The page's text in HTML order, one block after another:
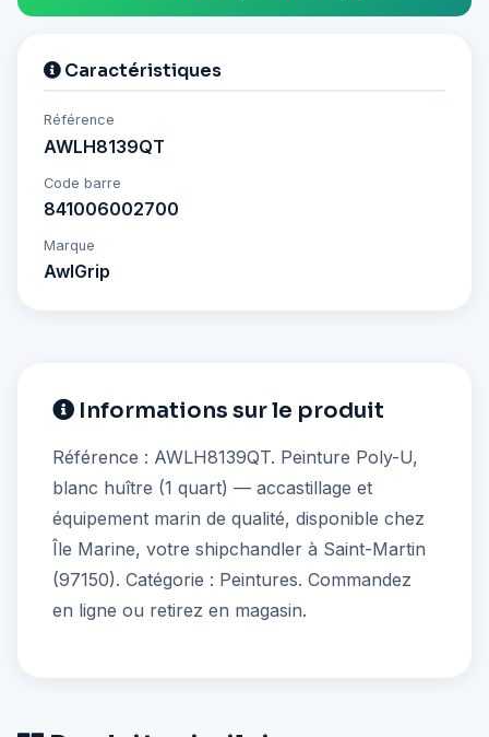
Caractéristiques
Référence
AWLH8139QT
Code barre
841006002700
Marque
AwlGrip
Informations sur le produit
Référence : AWLH8139QT. Peinture Poly-U,
blanc huître (1 quart) — accastillage et
équipement marin de qualité, disponible chez
Île Marine, votre shipchandler à Saint-Martin
(97150). Catégorie : Peintures. Commandez
en ligne ou retirez en magasin.